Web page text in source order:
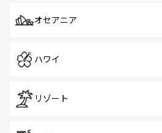
オセアニア
ハワイ
リゾート